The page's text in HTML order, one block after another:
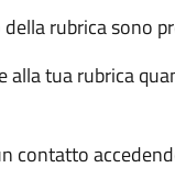
rubrica sono
tua rubrica
contatto